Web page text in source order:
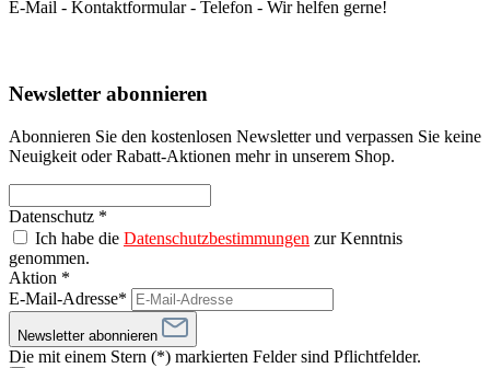
E-Mail - Kontaktformular - Telefon - Wir helfen gerne!
Newsletter abonnieren
Abonnieren Sie den kostenlosen Newsletter und verpassen Sie keine
Neuigkeit oder Rabatt-Aktionen mehr in unserem Shop.
Datenschutz *
Ich habe die Datenschutzbestimmungen zur Kenntnis
genommen.
Aktion *
E-Mail-Adresse*
Newsletter abonnieren
Die mit einem Stern (*) markierten Felder sind Pflichtfelder.